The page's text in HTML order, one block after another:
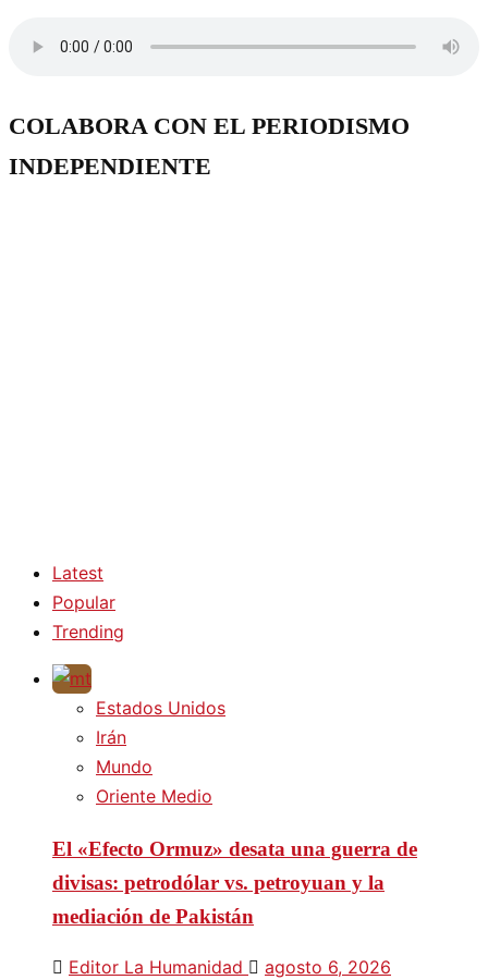
COLABORA CON EL PERIODISMO
INDEPENDIENTE
Latest
Popular
Trending
Estados Unidos
Irán
Mundo
Oriente Medio
El «Efecto Ormuz» desata una guerra de
divisas: petrodólar vs. petroyuan y la
mediación de Pakistán
Editor La Humanidad agosto 6, 2026